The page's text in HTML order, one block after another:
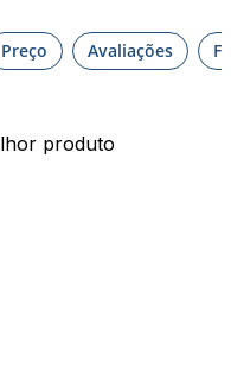
Preço Avaliações
produto